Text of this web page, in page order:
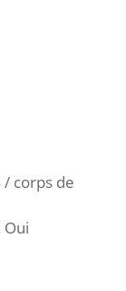
/ corps de